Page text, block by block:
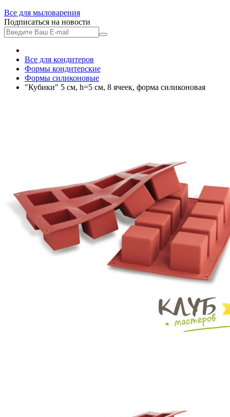
Все для мыловарения
Подписаться на новости
Все для кондитеров
Формы кондитерские
Формы силиконовые
"Кубики" 5 см, h=5 см, 8 ячеек, форма силиконовая